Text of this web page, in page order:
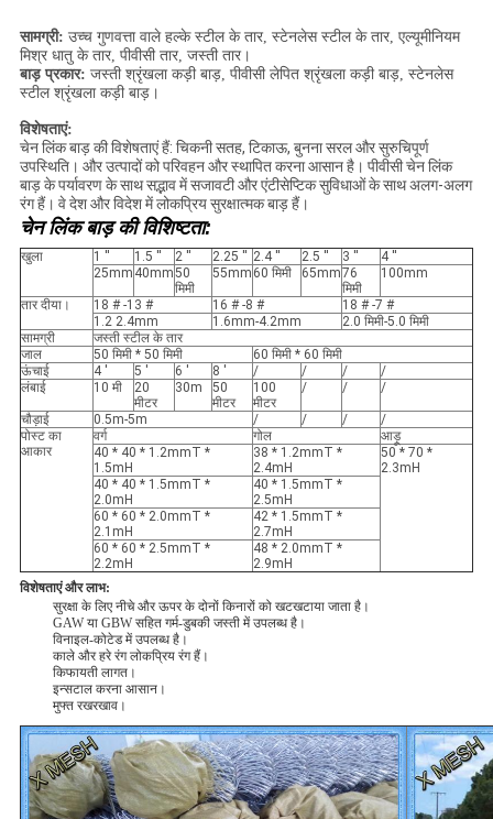
सामग्री: उच्च गुणवत्ता वाले हल्के स्टील के तार, स्टेनलेस स्टील के तार, एल्यूमीनियम
मिश्र धातु के तार, पीवीसी तार, जस्ती तार।
बाड़ प्रकार: जस्ती श्रृंखला कड़ी बाड़, पीवीसी लेपित श्रृंखला कड़ी बाड़, स्टेनलेस
स्टील श्रृंखला कड़ी बाड़।
विशेषताएं:
चेन लिंक बाड़ की विशेषताएं हैं: चिकनी सतह, टिकाऊ, बुनना सरल और सुरुचिपूर्ण
उपस्थिति। और उत्पादों को परिवहन और स्थापित करना आसान है। पीवीसी चेन लिंक
बाड़ के पर्यावरण के साथ सद्भाव में सजावटी और एंटीसेप्टिक सुविधाओं के साथ अलग-अलग
रंग हैं। वे देश और विदेश में लोकप्रिय सुरक्षात्मक बाड़ हैं।
चेन लिंक बाड़ की विशिष्टता:
खुला 1 '' 1.5 '' 2 '' 2.25 '' 2.4 '' 2.5 '' 3 ''
4 ''
25mm 40mm50
मिमी
55mm 60 मिमी 65mm76
मिमी
100mm
तार दीया। 18 # -13 # 16 # -8 #
18 # -7 #
1.2 2.4mm
1.6mm-4.2mm
2.0 मिमी-5.0 मिमी
सामग्री
जस्ती स्टील के तार
जाल
50 मिमी * 50 मिमी
60 मिमी * 60 मिमी
ऊंचाई
4 ' 5 ' 6 ' 8 ' / / /
/
लंबाई
10 मी
20
मीटर
30m
50
मीटर
100
मीटर
/ / /
चौड़ाई 0.5m-5m / / /
/
पोस्ट का
आकार
वर्ग गोल
आड़ू
40 * 40 * 1.2mmT *
1.5mH
38 * 1.2mmT *
2.4mH
50 * 70 *
2.3mH
40 * 40 * 1.5mmT *
2.0mH
40 * 1.5mmT *
2.5mH
60 * 60 * 2.0mmT *
2.1mH
42 * 1.5mmT *
2.7mH
60 * 60 * 2.5mmT *
2.2mH
48 * 2.0mmT *
2.9mH
विशेषताएं और लाभ:
सुरक्षा के लिए नीचे और ऊपर के दोनों किनारों को खटखटाया जाता है।
GAW या GBW सहित गर्म-डुबकी जस्ती में उपलब्ध है।
विनाइल-कोटेड में उपलब्ध है।
काले और हरे रंग लोकप्रिय रंग हैं।
किफायती लागत।
इन्सटाल करना आसान।
मुफ्त रखरखाव।